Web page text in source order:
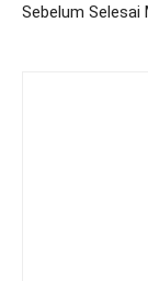
Sebelum Selesai